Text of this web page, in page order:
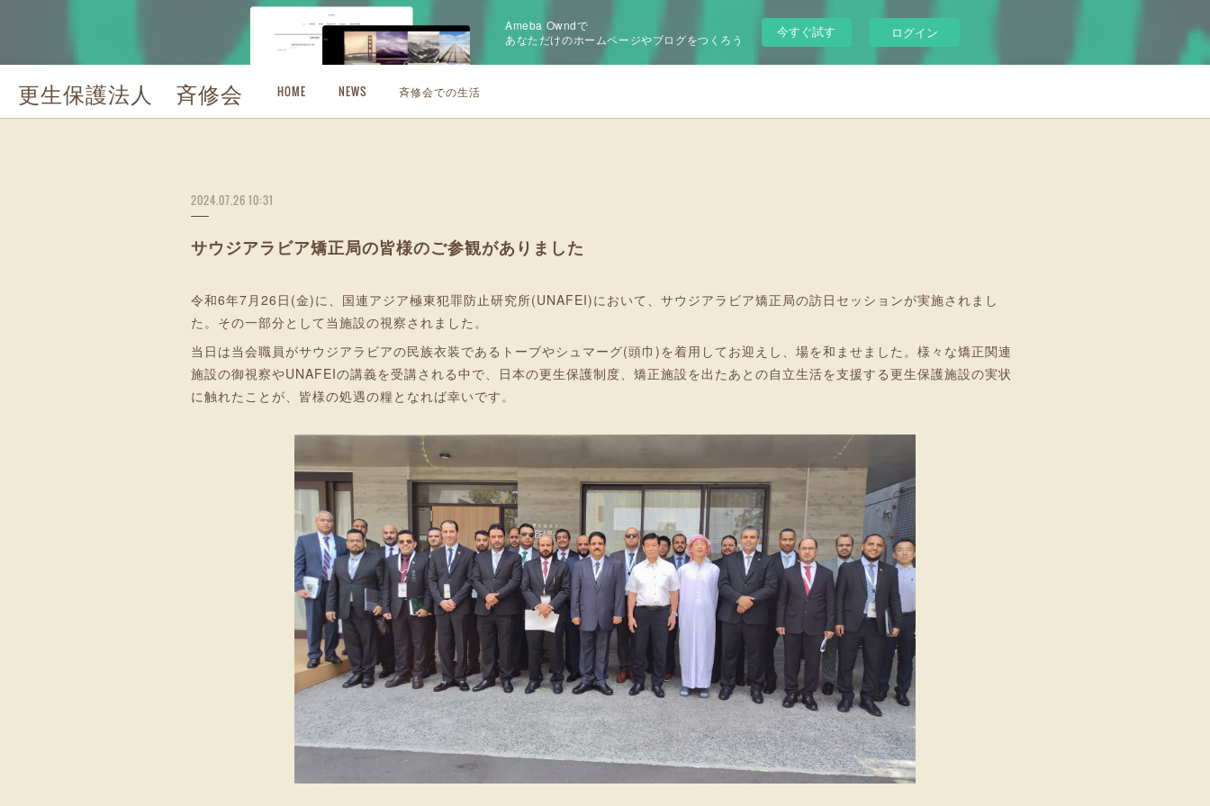
Ameba Owndで
あなただけのホームページやブログをつくろう
今すぐ試す ログイン
更生保護法人 斉修会 HOME NEWS 斉修会での生活
2024.07.26 10:31
サウジアラビア矯正局の皆様のご参観がありました
令和6年7月26日(金)に、国連アジア極東犯罪防止研究所(UNAFEI)において、サウジアラビア矯正局の訪日セッションが実施されまし
た。その一部分として当施設の視察されました。
当日は当会職員がサウジアラビアの民族衣装であるトーブやシュマーグ(頭巾)を着用してお迎えし、場を和ませました。様々な矯正関連
施設の御視察やUNAFEIの講義を受講される中で、日本の更生保護制度、矯正施設を出たあとの自立生活を支援する更生保護施設の実状
に触れたことが、皆様の処遇の糧となれば幸いです。